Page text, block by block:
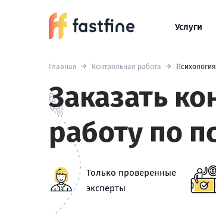
Услуги
Главная Контрольная работа Психология
Заказать
работу по
Только проверенные
эксперты